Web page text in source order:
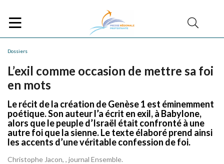
Dossiers
L’exil comme occasion de mettre sa foi
en mots
Le récit de la création de Genèse 1 est éminemment
poétique. Son auteur l’a écrit en exil, à Babylone,
alors que le peuple d’Israël était confronté à une
autre foi que la sienne. Le texte élaboré prend ainsi
les accents d’une véritable confession de foi.
Christophe Jacon, , journal Ensemble.